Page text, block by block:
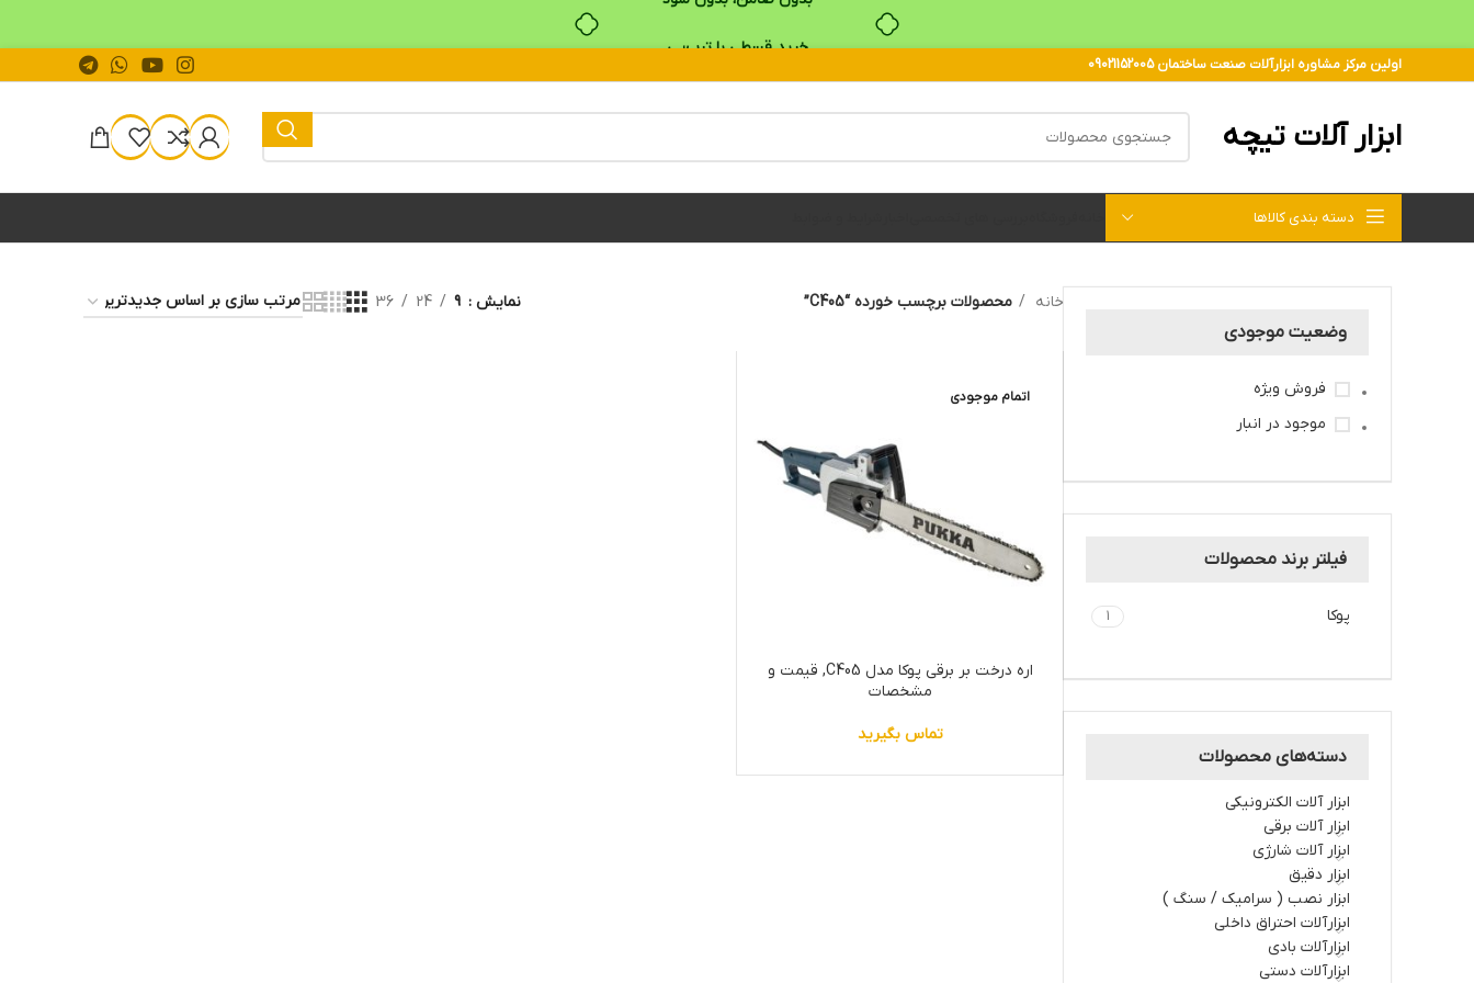
اولین مرکز مشاوره ابزارآلات صنعت ساختمان 09021152005
ابزار آلات تیچه
دسته بندی کالاها
وضعیت موجودی
فروش ویژه
موجود در انبار
فیلتر برند محصولات
پوكا 1
دسته‌های محصولات
ابزار آلات الکترونیکی
ابزار آلات برقي
ابزار آلات شارژي
ابزار دقیق
ابزار نصب ( سرامیک / سنگ )
ابزارآلات احتراق داخلي
ابزارآلات بادی
ابزارآلات دستي
خانه محصولات برچسب خورده “C405” نمایش 9
24
36
اتمام موجودی
اره درخت بر برقی پوکا مدل C405, قیمت و
مشخصات
تماس بگیرید